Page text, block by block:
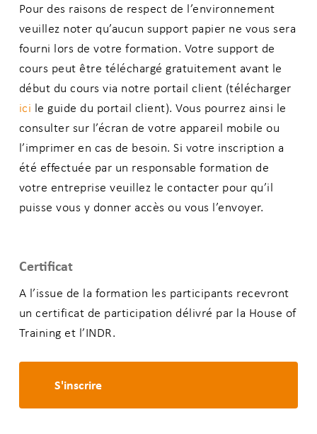
Pour des raisons de respect de l’environnement
veuillez noter qu’aucun support papier ne vous sera
fourni lors de votre formation. Votre support de
cours peut être téléchargé gratuitement avant le
début du cours via notre portail client (télécharger
ici le guide du portail client). Vous pourrez ainsi le
consulter sur l’écran de votre appareil mobile ou
l’imprimer en cas de besoin. Si votre inscription a
été effectuée par un responsable formation de
votre entreprise veuillez le contacter pour qu’il
puisse vous y donner accès ou vous l’envoyer.
Certificat
A l’issue de la formation les participants recevront
un certificat de participation délivré par la House of
Training et l’INDR.
S'inscrire